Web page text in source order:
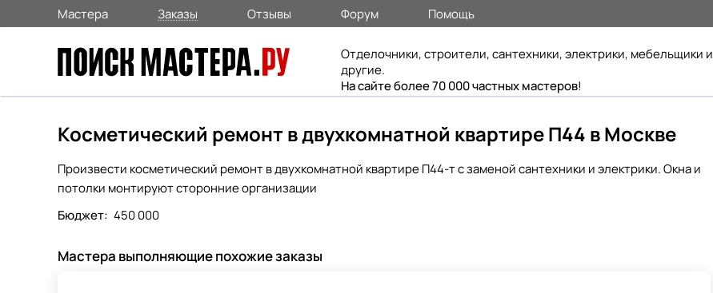
Мастера Заказы Отзывы Форум Помощь
Отделочники, строители, сантехники, электрики, мебельщики и
другие.
На сайте более 70 000 частных мастеров!
Косметический ремонт в двухкомнатной квартире П44 в Москве
Произвести косметический ремонт в двухкомнатной квартире П44-т с заменой сантехники и электрики. Окна и
потолки монтируют сторонние организации
Бюджет: 450 000
Мастера выполняющие похожие заказы